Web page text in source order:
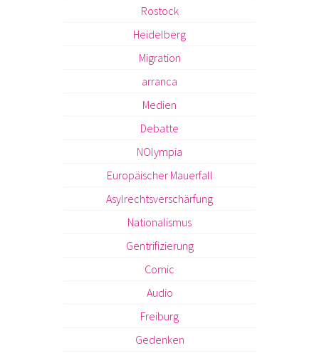
Rostock
Heidelberg
Migration
arranca
Medien
Debatte
NOlympia
Europäischer Mauerfall
Asylrechtsverschärfung
Nationalismus
Gentrifizierung
Comic
Audio
Freiburg
Gedenken